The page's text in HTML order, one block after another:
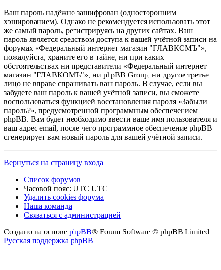
Ваш пароль надёжно зашифрован (односторонним
хэшированием). Однако не рекомендуется использовать этот
же самый пароль, регистрируясь на других сайтах. Ваш
пароль является средством доступа к вашей учётной записи на
форумах «Федеральный интернет магазин "ГЛАВКОМЪ"»,
пожалуйста, храните его в тайне, ни при каких
обстоятельствах ни представители «Федеральный интернет
магазин "ГЛАВКОМЪ"», ни phpBB Group, ни другое третье
лицо не вправе спрашивать ваш пароль. В случае, если вы
забудете ваш пароль к вашей учётной записи, вы сможете
воспользоваться функцией восстановления пароля «Забыли
пароль?», предусмотренной программным обеспечением
phpBB. Вам будет необходимо ввести ваше имя пользователя и
ваш адрес email, после чего программное обеспечение phpBB
сгенерирует вам новый пароль для вашей учётной записи.
Вернуться на страницу входа
Список форумов
Часовой пояс: UTC UTC
Удалить cookies форума
Наша команда
Связаться с администрацией
Создано на основе phpBB® Forum Software © phpBB Limited
Русская поддержка phpBB